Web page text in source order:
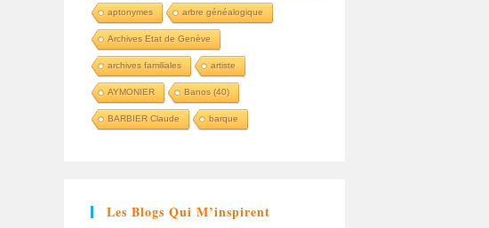
aptonymes arbre généalogique
Archives Etat de Genève
archives familiales artiste
AYMONIER Banos (40)
BARBIER Claude barque
Les Blogs Qui M’inspirent